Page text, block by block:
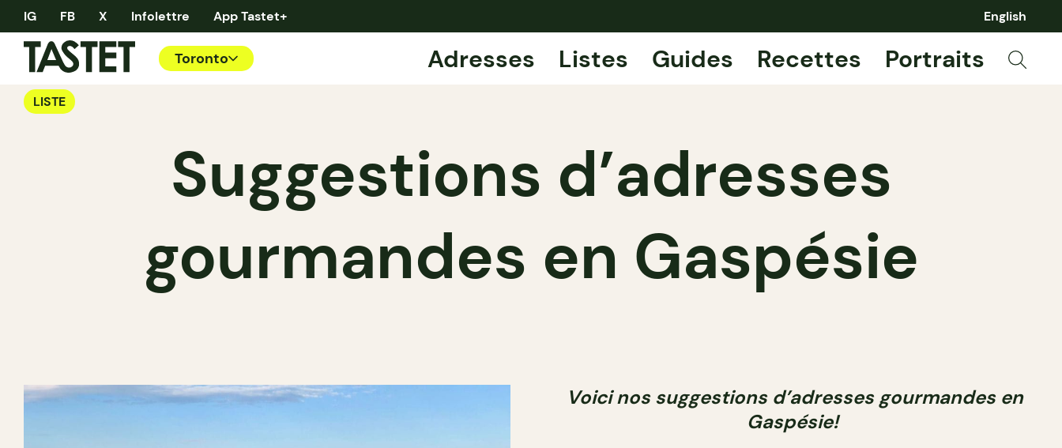
IG FB X Infolettre App Tastet+ English
Toronto Adresses Listes Guides Recettes Portraits
LISTE
Suggestions d’adresses
gourmandes en Gaspésie
Voici nos suggestions d’adresses gourmandes en
Gaspésie!